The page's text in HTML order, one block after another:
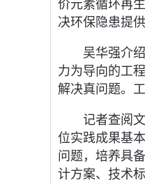
决环保隐患提
吴华强介
力为导向的工
解决真问题。
记者查阅
位实践成果基
问题，培养具
计方案、技术标